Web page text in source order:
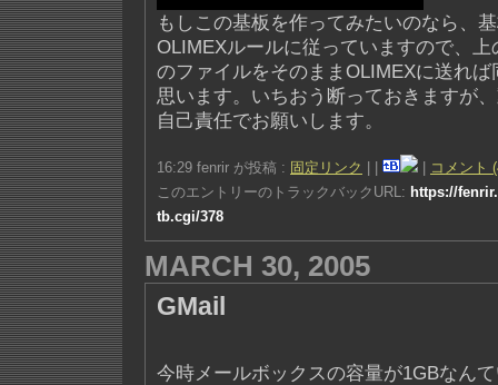
もしこの基板を作ってみたいのなら、
OLIMEXルールに従っていますので、
のファイルをそのままOLIMEXに送れ
思います。いちおう断っておきますが
自己責任でお願いします。
16:29 fenrir が投稿 : 固定リンク
コメント
このエントリーのトラックバックURL: https://
tb.cgi/378
MARCH 30, 2005
GMail
今時メールボックスの容量が1GBなん